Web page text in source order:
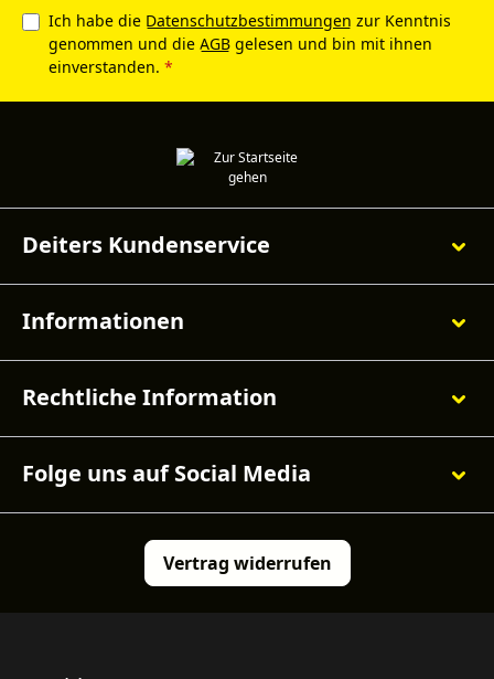
Ich habe die Datenschutzbestimmungen zur Kenntnis
genommen und die AGB gelesen und bin mit ihnen
einverstanden. *
Deiters Kundenservice
Informationen
Rechtliche Information
Folge uns auf Social Media
Vertrag widerrufen